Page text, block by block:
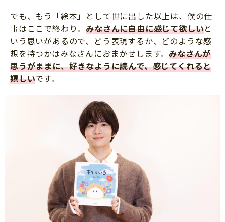
でも、もう「絵本」として世に出した以上は、僕の仕
事はここで終わり。みなさんに自由に感じて欲しいと
いう思いがあるので、どう表現するか、どのような感
想を持つかはみなさんにおまかせします。みなさんが
思うがままに、好きなように読んで、感じてくれると
嬉しいです。